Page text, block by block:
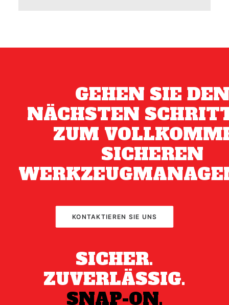
GEHEN SIE DEN
NÄCHSTEN
ZUM
SICHEREN
KONTAKTIEREN SIE UNS
SICHER.
ZUVERLÄSSIG.
SNAP-ON.